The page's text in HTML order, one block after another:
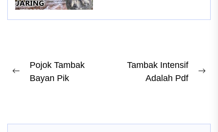
Post
navigation
Previous
Pojok Tambak
Bayan Pik
Tambak Intensif
Adalah Pdf